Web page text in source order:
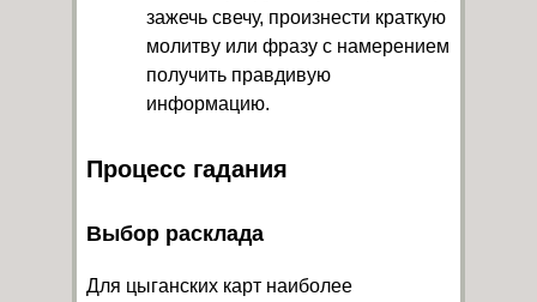
зажечь свечу, произнести краткую
молитву или фразу с намерением
получить правдивую
информацию.
Процесс гадания
Выбор расклада
Для цыганских карт наиболее